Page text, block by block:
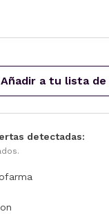
Añadir a tu lista de
detectadas: